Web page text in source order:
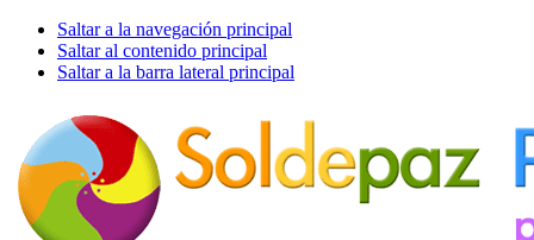
Saltar a la navegación principal
Saltar al contenido principal
Saltar a la barra lateral principal